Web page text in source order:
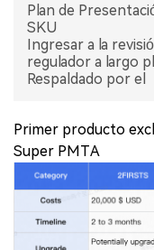
Plan de
SKU
Ingresar a la
regulador a largo
Respaldado por el
Primer producto
Super PMTA